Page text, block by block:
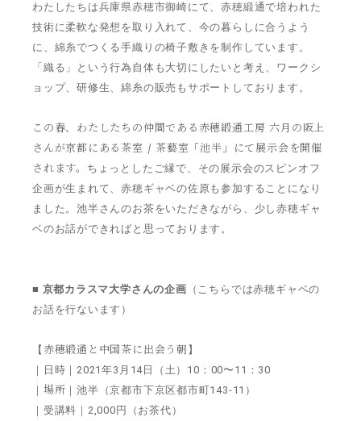
わたしたちは兵庫県赤穂市御崎にて、赤穂緞通で培われた
技術に柔軟な発想を取り入れて、今の暮らしに合うよう
に、綿糸でつくる手織りの椅子敷きを制作しています。
「織る」という行為自体も大切にしたいと考え、ワークシ
ョップ、研修生、綿糸の販売もサポートしております。
この春、わたしたちの仲間である赤穂緞通工房 六月の阪上
さんが京都にある茶室 / 茶藝室「池半」にて展示会を開催
されます。
ちょっとしたご縁で、 その展示会のスピンオフ
企画が生まれて、赤穂ギャベの佐原も参加することになり
ました。池半さんのお茶をいただきながら、少し赤穂ギャ
ベのお話ができればと思っております。
■ 京都カラスマ大学さんの企画 （こちらでは赤穂ギャベの
お話を行ないます）
【 赤穂緞通と中国茶に出会う朝 】
｜ 日時 ｜ 2021年3月14日（土）10：00〜11：30
｜ 場所 ｜池半（京都市下京区都市町143-11）
｜ 受講料 ｜ 2,000円（お茶代）